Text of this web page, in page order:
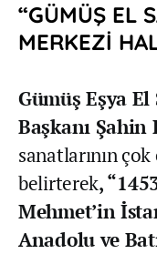
“GÜMÜŞ EL
MERKEZİ
Gümüş Eşya
Başkanı Şahin
sanatlarının
belirterek,
Mehmet’in
Anadolu ve